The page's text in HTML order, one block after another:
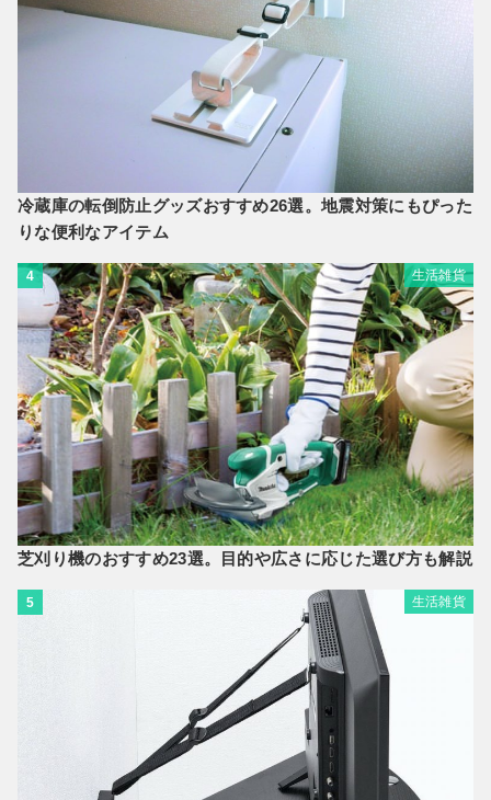
冷蔵庫の転倒防止グッズおすすめ26選。地震対策にもぴった
りな便利なアイテム
4 生活雑貨
芝刈り機のおすすめ23選。目的や広さに応じた選び方も解説
5 生活雑貨